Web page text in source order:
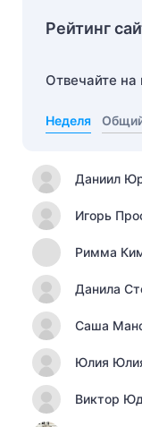
Рейтинг
Отвечайте
Неделя
Даниил
Игорь
Римма
Данила
Саша
Юлия
Виктор